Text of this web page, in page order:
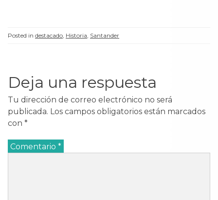
arbitrios”, un lugar en el
Posted in destacado, Historia, Santander
Deja una respuesta
Tu dirección de correo electrónico no será
publicada. Los campos obligatorios están marcados
con *
Comentario *